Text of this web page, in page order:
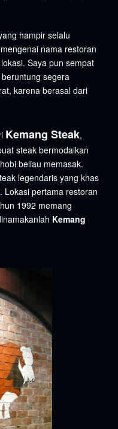
hampir selalu
nama restoran
Saya pun sempat
segera
karena berasal dari
Kemang Steak,
steak bermodalkan
beliau memasak.
legendaris yang khas
Lokasi pertama restoran
1992 memang
Kemang